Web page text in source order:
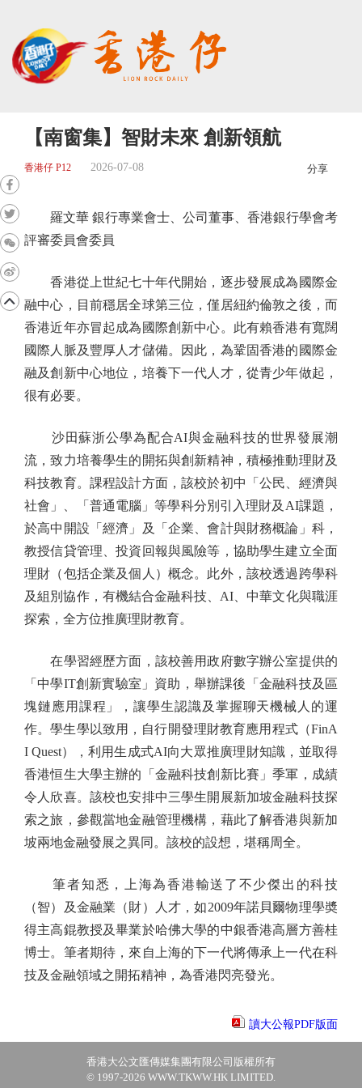
【南窗集】智財未來 創新領航
香港仔 P12 2026-07-08 分享
羅文華 銀行專業會士、公司董事、香港銀行學會考
評審委員會委員
香港從上世紀七十年代開始，逐步發展成為國際金
融中心，目前穩居全球第三位，僅居紐約倫敦之後，而
香港近年亦冒起成為國際創新中心。此有賴香港有寬闊
國際人脈及豐厚人才儲備。因此，為鞏固香港的國際金
融及創新中心地位，培養下一代人才，從青少年做起，
很有必要。
沙田蘇浙公學為配合AI與金融科技的世界發展潮
流，致力培養學生的開拓與創新精神，積極推動理財及
科技教育。課程設計方面，該校於初中「公民、經濟與
社會」、「普通電腦」等學科分別引入理財及AI課題，
於高中開設「經濟」及「企業、會計與財務概論」科，
教授信貸管理、投資回報與風險等，協助學生建立全面
理財（包括企業及個人）概念。此外，該校透過跨學科
及組別協作，有機結合金融科技、AI、中華文化與職涯
探索，全方位推廣理財教育。
在學習經歷方面，該校善用政府數字辦公室提供的
「中學IT創新實驗室」資助，舉辦課後「金融科技及區
塊鏈應用課程」，讓學生認識及掌握聊天機械人的運
作。學生學以致用，自行開發理財教育應用程式（FinA
I Quest），利用生成式AI向大眾推廣理財知識，並取得
香港恒生大學主辦的「金融科技創新比賽」季軍，成績
令人欣喜。該校也安排中三學生開展新加坡金融科技探
索之旅，參觀當地金融管理機構，藉此了解香港與新加
坡兩地金融發展之異同。該校的設想，堪稱周全。
筆者知悉，上海為香港輸送了不少傑出的科技
（智）及金融業（財）人才，如2009年諾貝爾物理學奬
得主高錕教授及畢業於哈佛大學的中銀香港高層方善桂
博士。筆者期待，來自上海的下一代將傳承上一代在科
技及金融領域之開拓精神，為香港閃亮發光。
讀大公報PDF版面
香港大公文匯傳媒集團有限公司版權所有
© 1997-2026 WWW.TKWW.HK LIMITED.